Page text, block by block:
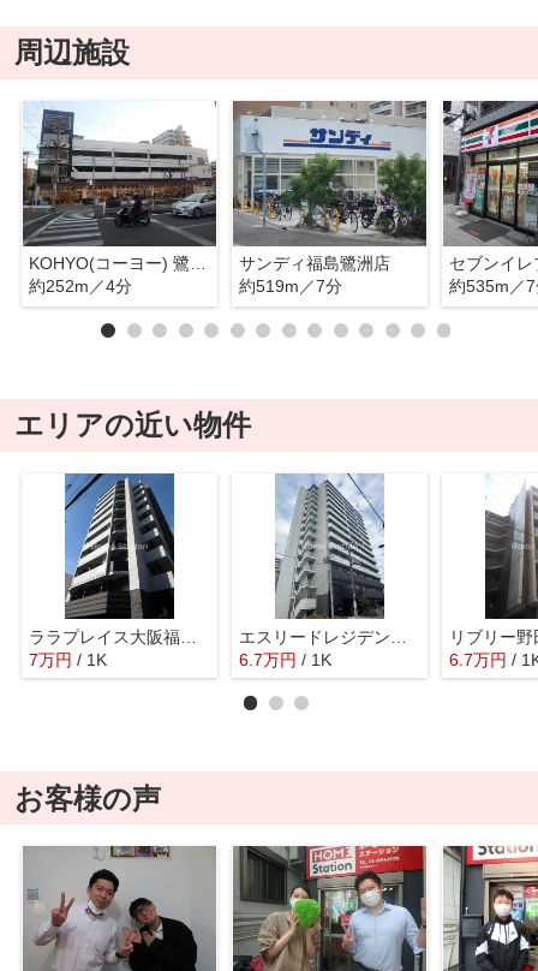
周辺施設
KOHYO(コーヨー) 鷺洲店
約252m／4分
サンディ福島鷺洲店
約519m／7分
約535m／
エリアの近い物件
ララプレイス大阪福島ミラ
7万円 / 1K
6.7万円 / 1K
リブリー野
6.7万円 /
お客様の声